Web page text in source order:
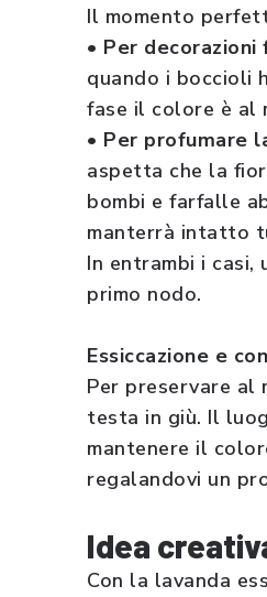
Il momento
• Per
quando i boccioli
fase il colore è al
• Per profumare
aspetta che la
bombi e farfalle
manterrà intatto
In entrambi i
primo nodo.
Essiccazione e
Per preservare al
testa in giù. Il
mantenere il
regalandovi un
Idea
Con la lavanda